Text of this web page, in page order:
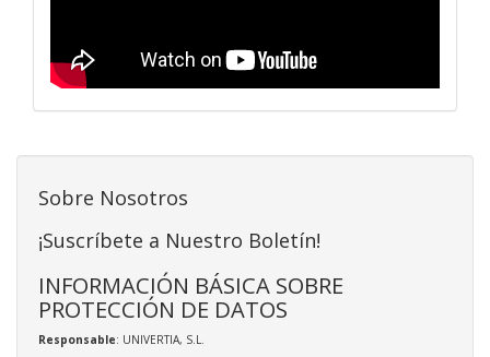
Sobre Nosotros
¡Suscríbete a Nuestro Boletín!
INFORMACIÓN BÁSICA SOBRE
PROTECCIÓN DE DATOS
Responsable: UNIVERTIA, S.L.